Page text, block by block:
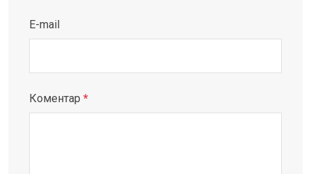
E-mail
Коментар *